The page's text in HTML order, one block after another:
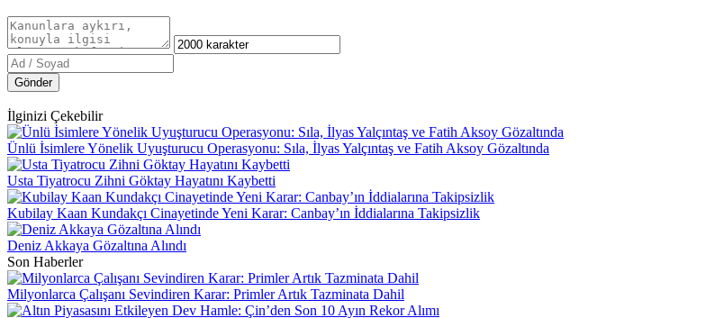
Gönder
İlginizi Çekebilir
Ünlü İsimlere Yönelik Uyuşturucu Operasyonu: Sıla, İlyas Yalçıntaş ve Fatih Aksoy Gözaltında
Usta Tiyatrocu Zihni Göktay Hayatını Kaybetti
Kubilay Kaan Kundakçı Cinayetinde Yeni Karar: Canbay’ın İddialarına Takipsizlik
Deniz Akkaya Gözaltına Alındı
Son Haberler
Milyonlarca Çalışanı Sevindiren Karar: Primler Artık Tazminata Dahil